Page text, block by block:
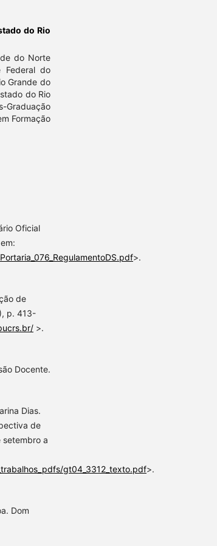
do Rio
do Norte
Federal do
Grande do
do Rio
Graduação
Formação
Oficial
>.
de
p. 413-
>.
Docente.
Dias.
de
setembro a
gt04_3312_texto.pdf>.
Dom